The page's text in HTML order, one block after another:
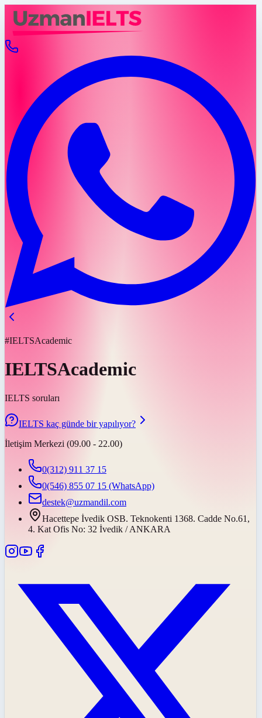
#IELTSAcademic
IELTSAcademic
IELTS soruları
IELTS kaç günde bir yapılıyor?
İletişim Merkezi (09.00 - 22.00)
0(312) 911 37 15
0(546) 855 07 15 (WhatsApp)
destek@uzmandil.com
Hacettepe İvedik OSB. Teknokenti 1368. Cadde No.61,
4. Kat Ofis No: 32 İvedik / ANKARA